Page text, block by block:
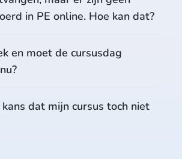
in PE online. Hoe kan dat?
en moet de cursusdag
kans dat mijn cursus toch niet